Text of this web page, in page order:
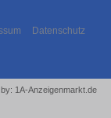
Datenschutz
1A-Anzeigenmarkt.de